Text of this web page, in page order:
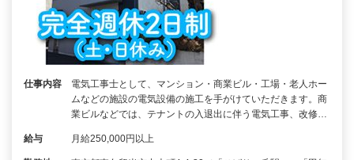
仕事内容
電気工事士として、マンション・商業ビル・工場・老人ホー
ムなどの施設の電気設備の施工を手がけていただきます。商
業ビルなどでは、テナントの入退出に伴う電気工事、改修…
給与 月給250,000円以上